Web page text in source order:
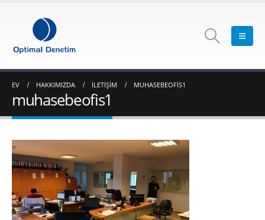
EV HAKKIMIZDA İLETIŞIM MUHASEBEOFIS1
muhasebeofis1